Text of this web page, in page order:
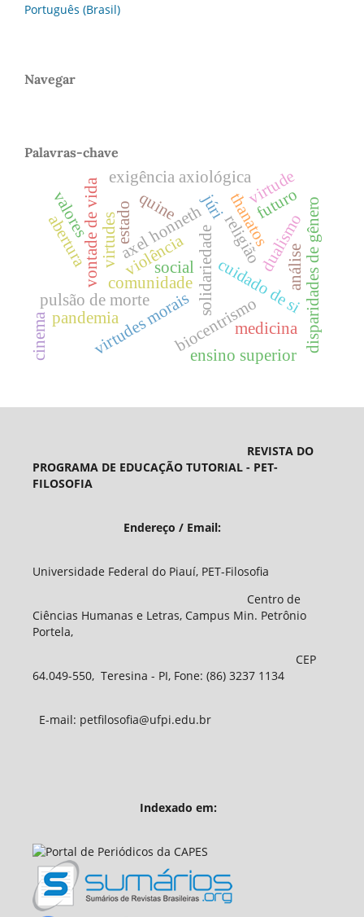
Português (Brasil)
Navegar
Palavras-chave
cuidado de si
violência
axel honnethsolidariedade
estado
comunidade
biocentrismo
virtudes morais
religião
medicina
dualismo
pulsão de morte
thanatos
vontade de vida
exigência axiológica
disparidades de gênero
futuro
pandemia
valores
abertura análise
ensino superior
social
quine virtude
virtudes
júri
cinema
REVISTA DO
PROGRAMA DE EDUCAÇÃO TUTORIAL - PET-
FILOSOFIA
Endereço / Email:
Universidade Federal do Piauí, PET-Filosofia
Centro de
Ciências Humanas e Letras, Campus Min. Petrônio
Portela,
CEP
64.049-550, Teresina - PI, Fone: (86) 3237 1134
E-mail: petfilosofia@ufpi.edu.br
Indexado em: